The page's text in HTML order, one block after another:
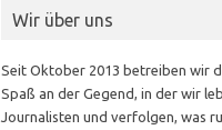
Wir über uns
Seit Oktober 2013 betreiben wir
Spaß an der Gegend, in der wir
Journalisten und verfolgen, was